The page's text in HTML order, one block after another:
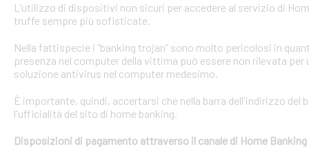
L’utilizzo di dispositivi non sicuri per accedere al servizio di
truffe sempre più sofisticate.
Nella fattispecie i “banking trojan” sono molto pericolosi in
presenza nel computer della vittima può essere non rilevata
soluzione antivirus nel computer medesimo.
È importante, quindi, accertarsi che nella barra dell'indirizzo
l'ufficialità del sito di home banking.
Disposizioni di pagamento attraverso il canale di Home Banking